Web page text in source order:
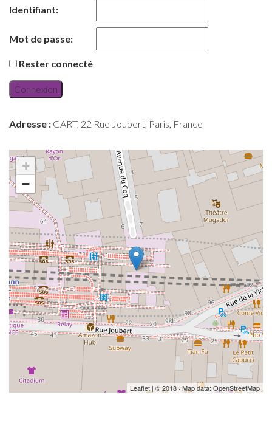
Identifiant:
Mot de passe:
Rester connecté
Connexion
Adresse : GART, 22 Rue Joubert, Paris, France
+
−
Leaflet | © 2018 · Map data: OpenStreetMap